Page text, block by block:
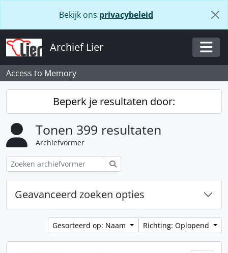
Bekijk ons privacybeleid
Archief Lier
Access to Memory
Beperk je resultaten door:
Tonen 399 resultaten
Archiefvormer
Geavanceerd zoeken opties
Gesorteerd op: Naam Richting: Oplopend